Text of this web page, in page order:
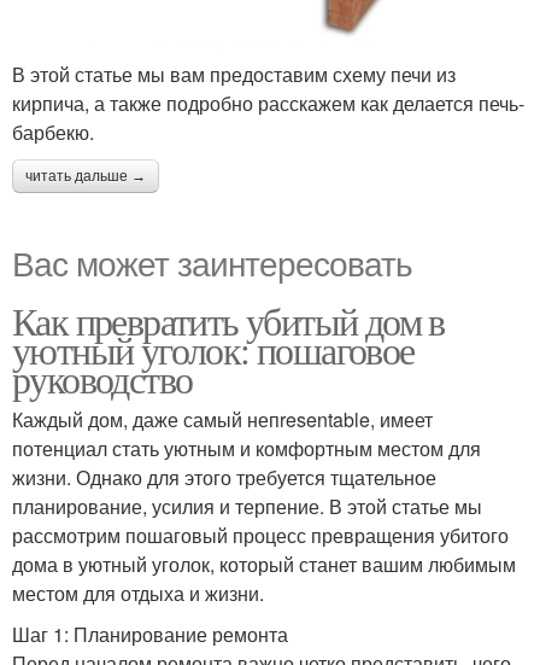
В этой статье мы вам предоставим схему печи из
кирпича, а также подробно расскажем как делается печь-
барбекю.
читать дальше →
Вас может заинтересовать
Как превратить убитый дом в
уютный уголок: пошаговое
руководство
Каждый дом, даже самый непresentable, имеет
потенциал стать уютным и комфортным местом для
жизни. Однако для этого требуется тщательное
планирование, усилия и терпение. В этой статье мы
рассмотрим пошаговый процесс превращения убитого
дома в уютный уголок, который станет вашим любимым
местом для отдыха и жизни.
Шаг 1: Планирование ремонта